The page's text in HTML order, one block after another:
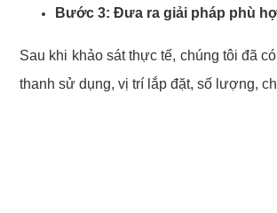
Bước 3: Đưa ra giải pháp phù
Sau khi khảo sát thực tế, chúng tôi đã
thanh sử dụng, vị trí lắp đặt, số lượng,